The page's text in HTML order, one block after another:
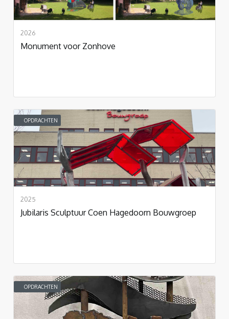
2026
Monument voor Zonhove
OPDRACHTEN
2025
Jubilaris Sculptuur Coen Hagedoorn Bouwgroep
OPDRACHTEN